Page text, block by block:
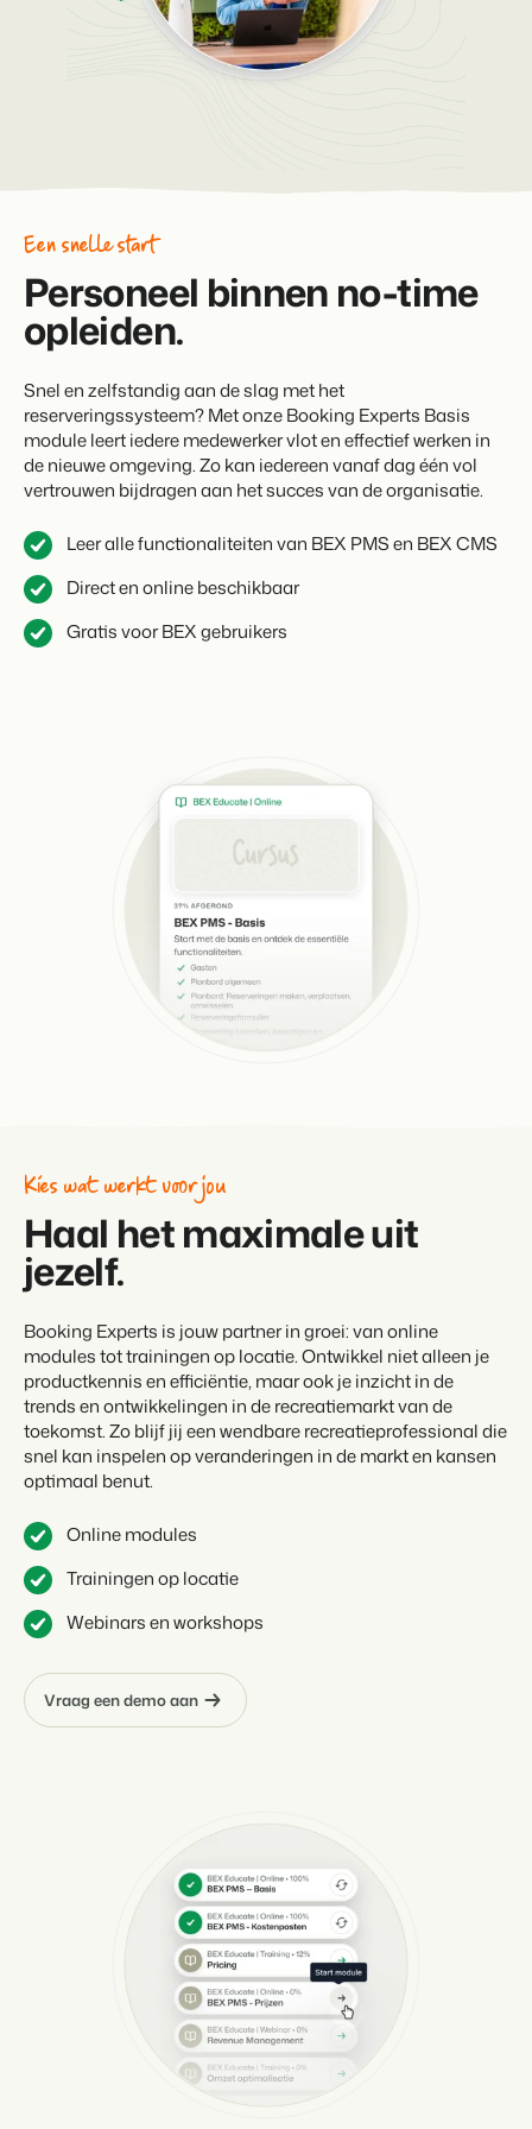
Genereer leads voor jouw verkoopobjecten.
Online Marketing
De krachtige combinatie van branding en performance marketing
Recreatief Vastgoedmarketing
Jouw project uitverkocht in een mum van tijd.
Booking Analytics
Premium BI Tool.
BEX Overzicht
Ontdek de voordelen van Booking Experts voor Concerns &
focussen op gastvrijheid!
Gijs Meerdink
welcome.in
Samen transformeren wij de recreatiebranche.
Trust Center
Vertrouwen bij Booking Experts
Over ons
Customer Success Team
Krijg antwoord op jouw vragen
Vacatures
Vind jouw nieuwe droombaan
Contact
Neem contact op
Over ons
Vastgoedprojecten
transformeren tot
Een snelle start
Personeel binnen no-time
opleiden.
Snel en zelfstandig aan de slag met het
reserveringssysteem? Met onze Booking Experts Basis
module leert iedere medewerker vlot en effectief werken in
de nieuwe omgeving. Zo kan iedereen vanaf dag één vol
vertrouwen bijdragen aan het succes van de organisatie.
Leer alle functionaliteiten van BEX PMS en BEX CMS
Direct en online beschikbaar
Gratis voor BEX gebruikers
Kies wat werkt voor jou
Haal het maximale uit
jezelf.
Booking Experts is jouw partner in groei: van online
modules tot trainingen op locatie. Ontwikkel niet alleen je
productkennis en efficiëntie, maar ook je inzicht in de
trends en ontwikkelingen in de recreatiemarkt van de
toekomst. Zo blijf jij een wendbare recreatieprofessional die
snel kan inspelen op veranderingen in de markt en kansen
optimaal benut.
Online modules
Trainingen op locatie
Webinars en workshops
Vraag een demo aan